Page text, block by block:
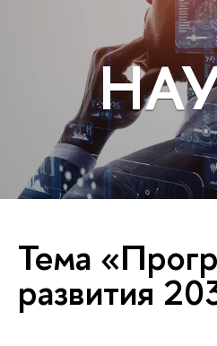
Тема
развития